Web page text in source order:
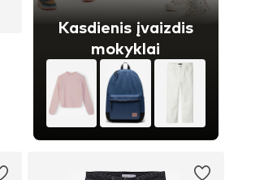
Kasdienis įvaizdis
mokyklai